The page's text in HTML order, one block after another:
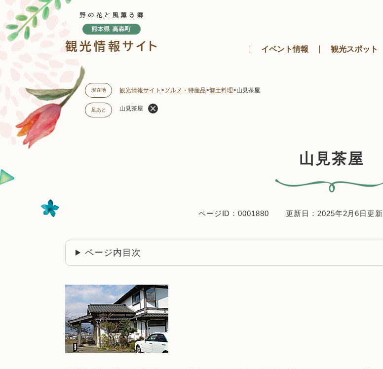
ジ
の
イベント情報 観光スポット
現在地 観光情報サイト >グルメ・特産品>郷土料理>山見茶屋
足あと 山見茶屋
山見茶屋
ページID：0001880 更新日：2025年2月6日更新
ページ内目次